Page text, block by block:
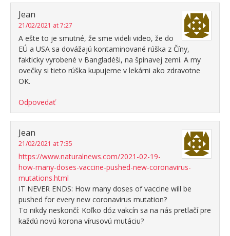
Jean
21/02/2021 at 7:27
A ešte to je smutné, že sme videli video, že do
EÚ a USA sa dovážajú kontaminované rúška z Číny,
fakticky vyrobené v Bangladéši, na špinavej zemi. A my
ovečky si tieto rúška kupujeme v lekárni ako zdravotne
OK.
Odpovedať
Jean
21/02/2021 at 7:35
https://www.naturalnews.com/2021-02-19-
how-many-doses-vaccine-pushed-new-coronavirus-
mutations.html
IT NEVER ENDS: How many doses of vaccine will be
pushed for every new coronavirus mutation?
To nikdy neskončí: Koľko dóz vakcín sa na nás pretlačí pre
každú novú korona vírusovú mutáciu?